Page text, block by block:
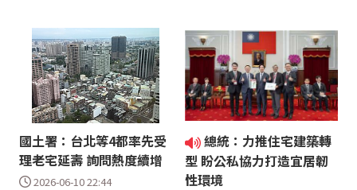
國土署：台北等4都率先受
理老宅延壽 詢問熱度續增
2026-06-10 22:44
總統：力推住宅建築轉
型 盼公私協力打造宜居韌
性環境